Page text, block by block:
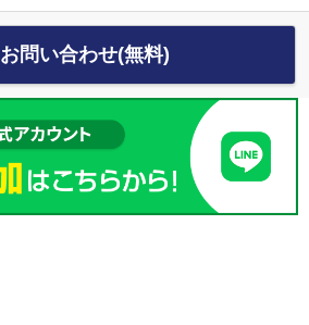
お問い合わせ(無料)